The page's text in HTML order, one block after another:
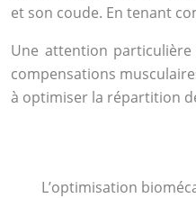
et son coude. En tenant
Une attention
compensations
à optimiser la répartition
L’optimisation